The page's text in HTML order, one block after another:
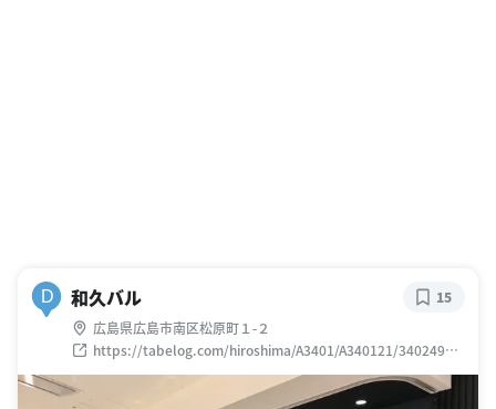
D 和久バル
広島県広島市南区松原町１-２
https://tabelog.com/hiroshima/A3401/A340121/34024973
/
15